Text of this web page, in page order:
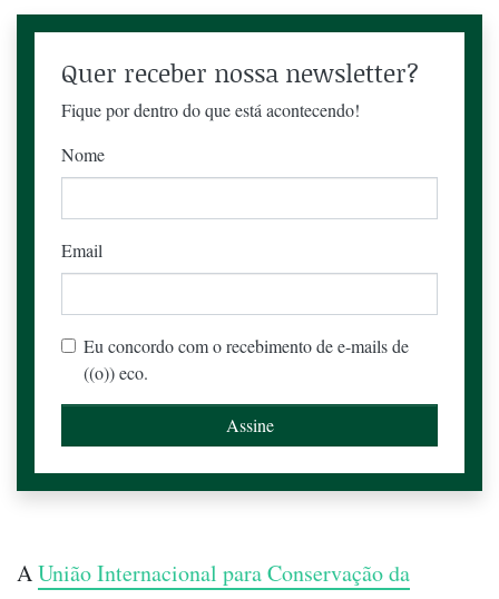
Quer receber nossa newsletter?
Fique por dentro do que está acontecendo!
Nome
Email
Eu concordo com o recebimento de e-mails de
((o)) eco.
AUnião Internacional para Conservação da